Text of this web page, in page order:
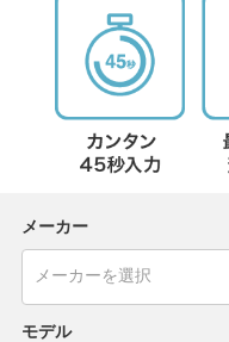
メーカー
モデル